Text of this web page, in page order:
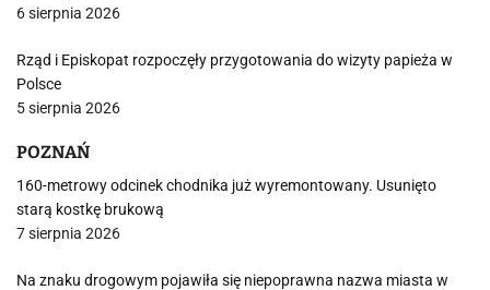
6 sierpnia 2026
Rząd i Episkopat rozpoczęły przygotowania do wizyty papieża w
Polsce
5 sierpnia 2026
POZNAŃ
160-metrowy odcinek chodnika już wyremontowany. Usunięto
starą kostkę brukową
7 sierpnia 2026
Na znaku drogowym pojawiła się niepoprawna nazwa miasta w